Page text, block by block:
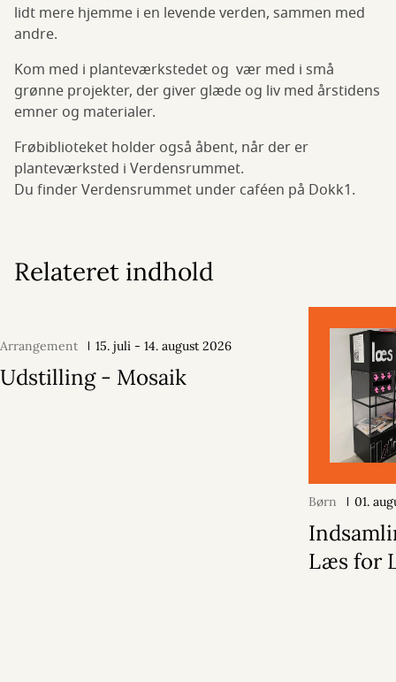
lidt mere hjemme i en levende verden, sammen med
andre.
Kom med i planteværkstedet og vær med i små
grønne projekter, der giver glæde og liv med årstidens
emner og materialer.
Frøbiblioteket holder også åbent, når der er
planteværksted i Verdensrummet.
Du finder Verdensrummet under caféen på Dokk1.
Relateret indhold
Arrangement 15. juli - 14. august 2026
Udstilling - Mosaik
Børn 01.
Læs for